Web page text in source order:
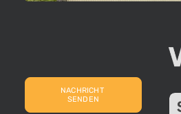
NACHRICHT
SENDEN